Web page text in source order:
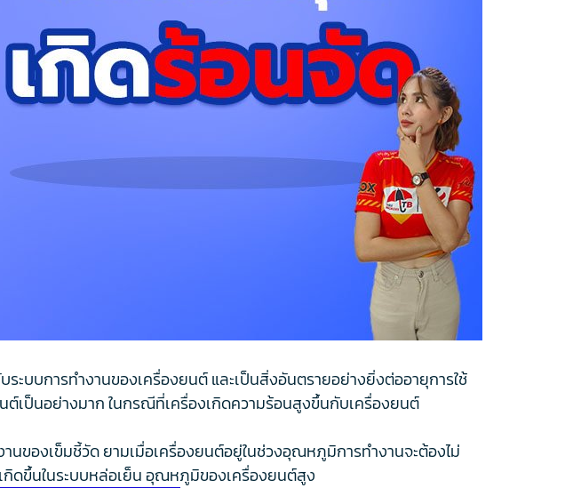
บบการทำงานของเครื่องยนต์ และเป็นสิ่งอันตรายอย่างยิ่งต่ออายุการใช้
เป็นอย่างมาก ในกรณีที่เครื่องเกิดความร้อนสูงขึ้นกับเครื่องยนต์
ของเข็มชี้วัด ยามเมื่อเครื่องยนต์อยู่ในช่วงอุณหภูมิการทำงานจะต้องไม่
ดขึ้นในระบบหล่อเย็น อุณหภูมิของเครื่องยนต์สูง